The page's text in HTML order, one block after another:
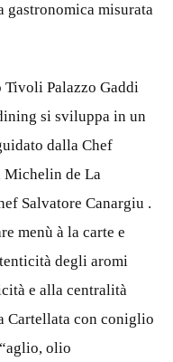
gastronomica misurata
Tivoli Palazzo Gaddi
si sviluppa in un
dalla Chef
Michelin de La
Salvatore Canargiu .
menù à la carte e
degli aromi
e alla centralità
Cartellata con coniglio
olio